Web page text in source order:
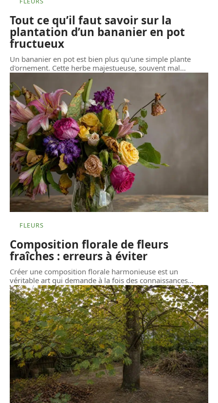
Tout ce qu’il faut savoir sur la
plantation d’un bananier en pot
fructueux
Un bananier en pot est bien plus qu'une simple plante
d'ornement. Cette herbe majestueuse, souvent mal…
FLEURS
Composition florale de fleurs
fraîches : erreurs à éviter
Créer une composition florale harmonieuse est un
véritable art qui demande à la fois des connaissances…